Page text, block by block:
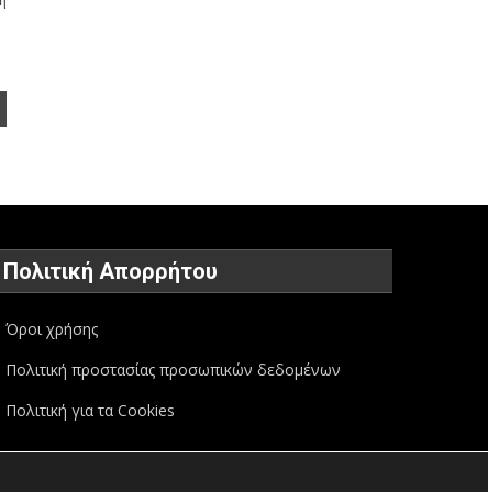
Πολιτική Απορρήτου
Όροι χρήσης
Πολιτική προστασίας προσωπικών δεδομένων
Πολιτική για τα Cookies